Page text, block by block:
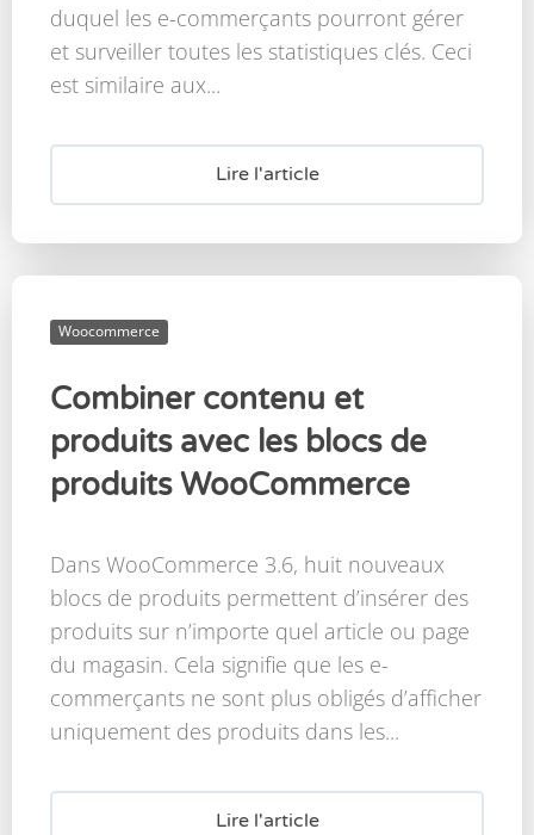
duquel les e-commerçants pourront gérer
et surveiller toutes les statistiques clés. Ceci
est similaire aux...
Lire l'article
Woocommerce
Combiner contenu et
produits avec les blocs de
produits WooCommerce
Dans WooCommerce 3.6, huit nouveaux
blocs de produits permettent d’insérer des
produits sur n’importe quel article ou page
du magasin. Cela signifie que les e-
commerçants ne sont plus obligés d’afficher
uniquement des produits dans les...
Lire l'article